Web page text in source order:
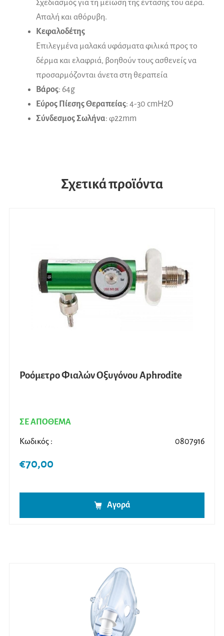
Σχεδιασμός για τη μείωση της έντασης του αέρα.
Απαλή και αθόρυβη.
Κεφαλοδέτης
Επιλεγμένα μαλακά υφάσματα φιλικά προς το
δέρμα και ελαφριά, βοηθούν τους ασθενείς να
προσαρμόζονται άνετα στη θεραπεία
Βάρος: 64g
Εύρος Πίεσης Θεραπείας: 4-30 cmH2Ο
Σύνδεσμος Σωλήνα: φ22mm
Σχετικά προϊόντα
Ροόμετρο Φιαλών Οξυγόνου Aphrodite
ΣΕ ΑΠΟΘΕΜΑ
Κωδικός : 0807916
€70,00
Αγορά